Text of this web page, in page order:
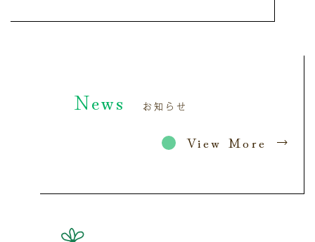
News お知らせ
View More